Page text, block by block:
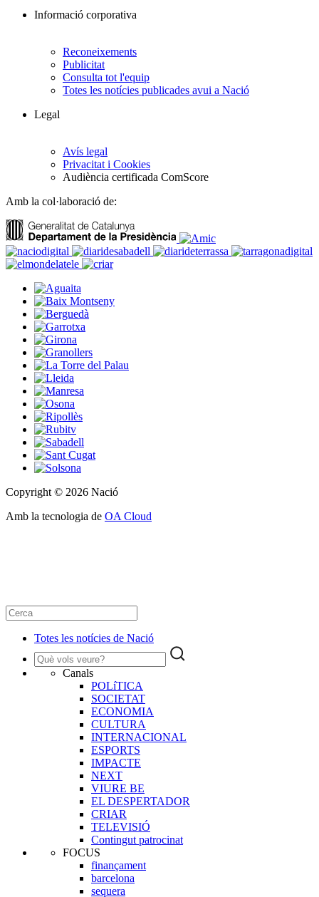
Informació corporativa
Reconeixements
Publicitat
Consulta tot l'equip
Totes les notícies publicades avui a Nació
Legal
Avís legal
Privacitat i Cookies
Audiència certificada ComScore
Amb la col·laboració de:
Copyright © 2026 Nació
Amb la tecnologia de OA Cloud
Totes les notícies de Nació
Canals
POLíTICA
SOCIETAT
ECONOMIA
CULTURA
INTERNACIONAL
ESPORTS
IMPACTE
NEXT
VIURE BE
EL DESPERTADOR
CRIAR
TELEVISIÓ
Contingut patrocinat
FOCUS
finançament
barcelona
sequera